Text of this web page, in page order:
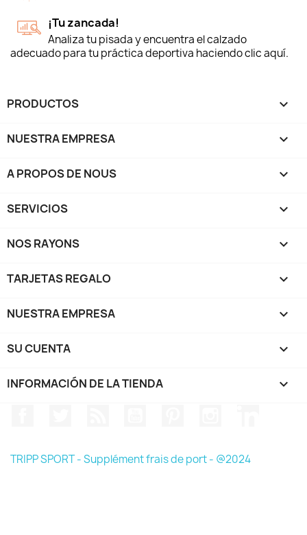
¡Tu zancada!
Analiza tu pisada y encuentra el calzado
adecuado para tu práctica deportiva haciendo clic aquí.
PRODUCTOS 
NUESTRA EMPRESA 
A PROPOS DE NOUS 
SERVICIOS 
NOS RAYONS 
TARJETAS REGALO 
NUESTRA EMPRESA 
SU CUENTA 
INFORMACIÓN DE LA TIENDA keyboard_arrow_down
TRIPP SPORT - Supplément frais de port - @2024